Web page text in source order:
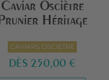
Caviar Osciètre
Héritage
CAVIARS OSCIÈTRE
DÈS 250,00 €